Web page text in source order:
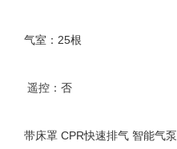
气室：25根
遥控：否
带床罩 CPR快速排气 智能气泵